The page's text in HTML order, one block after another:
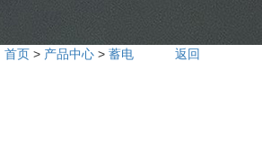
首页 > 产品中心 > 蓄电
返回